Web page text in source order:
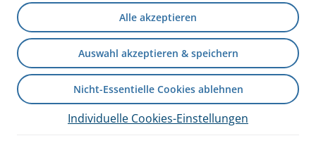
Alle akzeptieren
Auswahl akzeptieren & speichern
Nicht-Essentielle Cookies ablehnen
Individuelle Cookies-Einstellungen
Blog
Karriere
Presseportal